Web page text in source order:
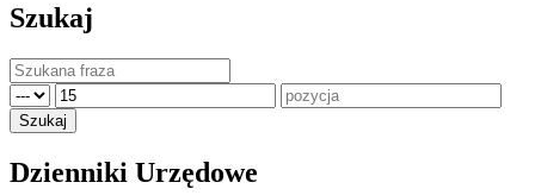
Szukaj
Dzienniki Urzędowe